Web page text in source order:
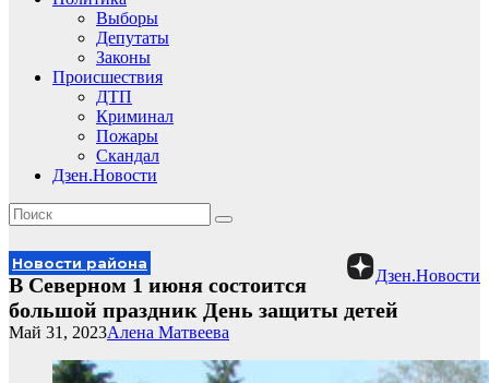
Выборы
Депутаты
Законы
Происшествия
ДТП
Криминал
Пожары
Скандал
Дзен.Новости
Дзен.Новости
Новости района
В Северном 1 июня состоится
большой праздник День защиты детей
Алена Матвеева
Май 31, 2023